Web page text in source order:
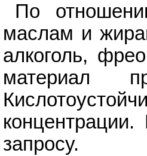
По
маслам и
алкоголь,
материал
запросу.